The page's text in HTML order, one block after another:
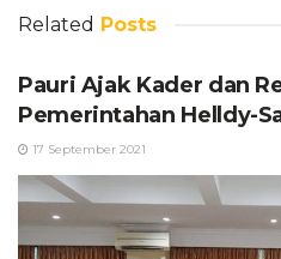
Related Posts
Pauri Ajak Kader dan
Pemerintahan Helldy-
17 September 2021